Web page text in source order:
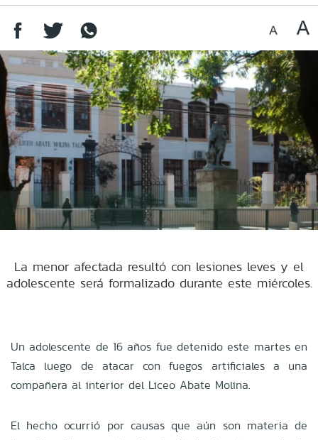
La menor afectada resultó con lesiones leves y el
adolescente será formalizado durante este miércoles.
Un adolescente de 16 años fue detenido este martes en
Talca luego de atacar con fuegos artificiales a una
compañera al interior del Liceo Abate Molina.
El hecho ocurrió por causas que aún son materia de